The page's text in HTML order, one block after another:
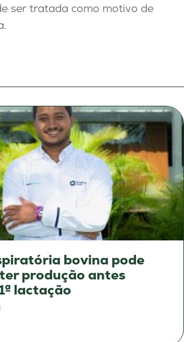
ser tratada como motivo de
bovina pode
produção antes
lactação